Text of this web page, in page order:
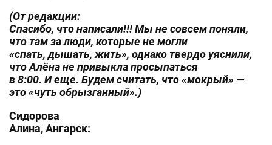
(От редакции:
Спасибо, что написали!!! Мы не совсем поняли,
что там за люди, которые не могли
«спать, дышать, жить», однако твердо уяснили,
что Алёна не привыкла просыпаться
в 8:00. И еще. Будем считать, что «мокрый» —
это «чуть обрызганный».)
Сидорова
Алина, Ангарск: